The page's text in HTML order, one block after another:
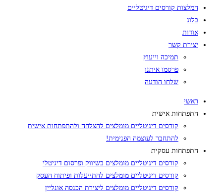
המלצות קורסים דיגיטליים
בלוג
אודות
יצירת קשר
תמיכה וייעוץ
פרסמו איתנו
שלחו הודעה
ראשי
התפתחות אישית
קורסים דיגיטליים מומלצים להצלחה ולהתפתחות אישית
להתחבר לעוצמה הפנימית!
התפתחות עסקית
קורסים דיגיטליים מומלצים בשיווק ופרסום דיגיטלי
קורסים דיגיטליים מומלצים להתייעלות ופיתוח העסק
קורסים דיגיטליים מומלצים ליצירת הכנסה אונליין